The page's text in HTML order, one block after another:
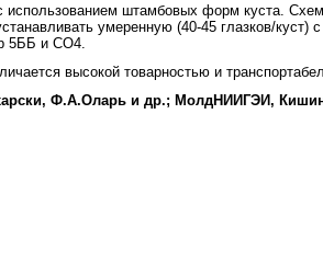
штамбовых форм куста.
умеренную (40-45 глаз­ков/
5ББ и СО4.
высокой товарностью и
Ф.А.Оларь и др.; МолдНИИГЭИ,